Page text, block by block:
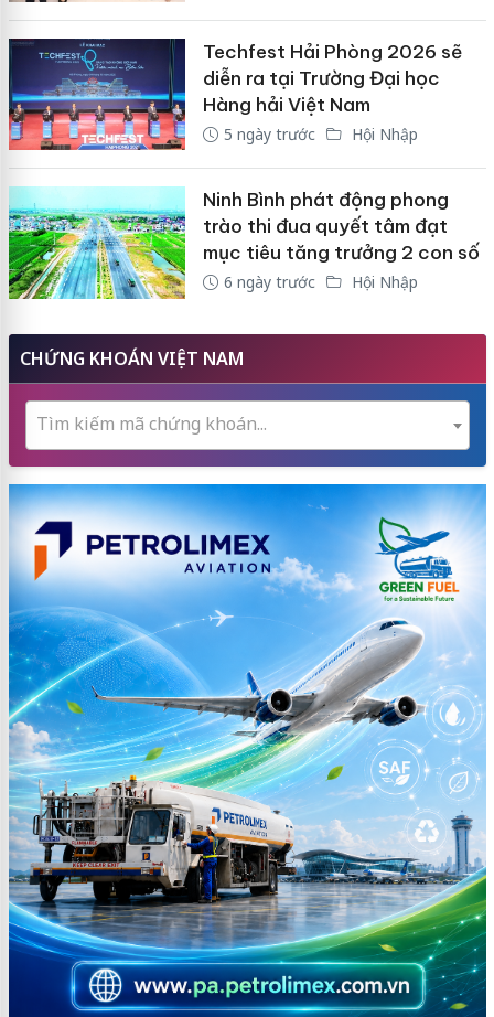
Techfest Hải Phòng 2026 sẽ
diễn ra tại Trường Đại học
Hàng hải Việt Nam
5 ngày trước Hội Nhập
Ninh Bình phát động phong
trào thi đua quyết tâm đạt
mục tiêu tăng trưởng 2 con số
6 ngày trước Hội Nhập
CHỨNG KHOÁN VIỆT NAM
Tìm kiếm mã chứng khoán...